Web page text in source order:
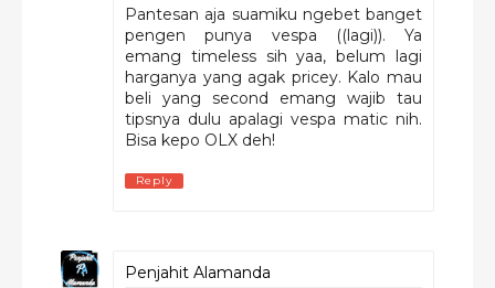
Pantesan aja suamiku ngebet banget
pengen punya vespa ((lagi)). Ya
emang timeless sih yaa, belum lagi
harganya yang agak pricey. Kalo mau
beli yang second emang wajib tau
tipsnya dulu apalagi vespa matic nih.
Bisa kepo OLX deh!
Reply
Penjahit Alamanda